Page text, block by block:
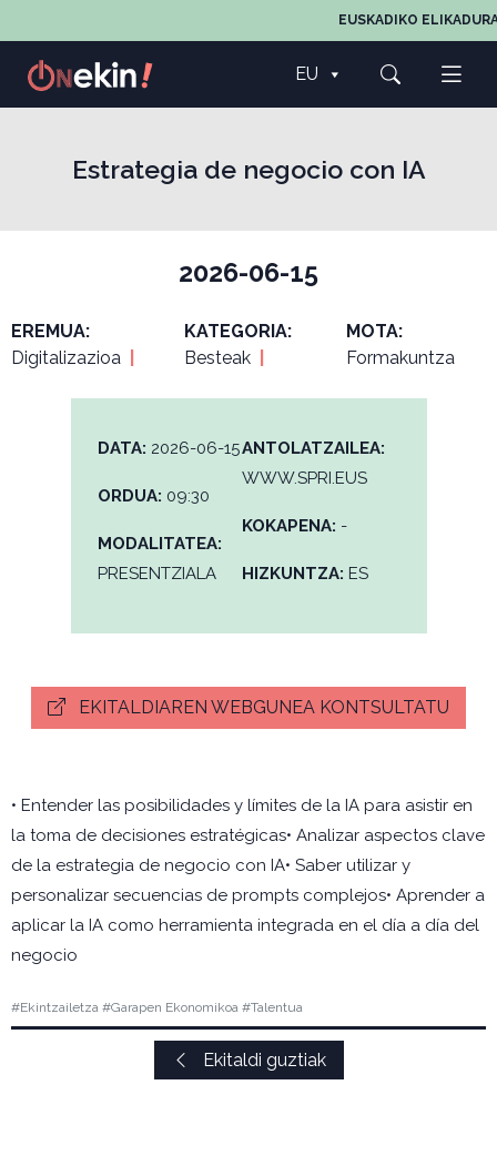
EUSKADIKO
EU
Estrategia de negocio con IA
2026-06-15
EREMUA:
Digitalizazioa
KATEGORIA:
Besteak
MOTA:
Formakuntza
DATA: 2026-06-15
ORDUA: 09:30
MODALITATEA:
PRESENTZIALA
ANTOLATZAILEA:
WWW.SPRI.EUS
KOKAPENA: -
HIZKUNTZA: ES
EKITALDIAREN WEBGUNEA KONTSULTATU
• Entender las posibilidades y límites de la IA para asistir en
la toma de decisiones estratégicas• Analizar aspectos clave
de la estrategia de negocio con IA• Saber utilizar y
personalizar secuencias de prompts complejos• Aprender a
aplicar la IA como herramienta integrada en el día a día del
negocio
#Ekintzailetza #Garapen Ekonomikoa #Talentua
Ekitaldi guztiak